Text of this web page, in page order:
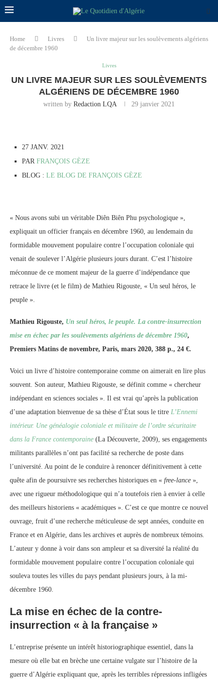
Home Livres
Un livre majeur sur les soulèvements algériens
de décembre 1960
Livres
UN LIVRE MAJEUR SUR LES SOULÈVEMENTS
ALGÉRIENS DE DÉCEMBRE 1960
written by Redaction LQA 29 janvier 2021
27 JANV. 2021
PAR FRANÇOIS GÈZE
BLOG : LE BLOG DE FRANÇOIS GÈZE
« Nous avons subi un véritable Diên Biên Phu psychologique »,
expliquait un officier français en décembre 1960, au lendemain du
formidable mouvement populaire contre l’occupation coloniale qui
venait de soulever l’Algérie plusieurs jours durant. C’est l’histoire
méconnue de ce moment majeur de la guerre d’indépendance que
retrace le livre (et le film) de Mathieu Rigouste, « Un seul héros, le
peuple ».
Mathieu Rigouste, Un seul héros, le peuple. La contre-insurrection
mise en échec par les soulèvements algériens de décembre 1960,
Premiers Matins de novembre, Paris, mars 2020, 388 p., 24 €.
Voici un livre d’histoire contemporaine comme on aimerait en lire plus
souvent. Son auteur, Mathieu Rigouste, se définit comme « chercheur
indépendant en sciences sociales ». Il est vrai qu’après la publication
d’une adaptation bienvenue de sa thèse d’État sous le titre L’Ennemi
intérieur. Une généalogie coloniale et militaire de l’ordre sécuritaire
dans la France contemporaine (La Découverte, 2009), ses engagements
militants parallèles n’ont pas facilité sa recherche de poste dans
l’université. Au point de le conduire à renoncer définitivement à cette
quête afin de poursuivre ses recherches historiques en « free-lance »,
avec une rigueur méthodologique qui n’a toutefois rien à envier à celle
des meilleurs historiens « académiques ». C’est ce que montre ce nouvel
ouvrage, fruit d’une recherche méticuleuse de sept années, conduite en
France et en Algérie, dans les archives et auprès de nombreux témoins.
L’auteur y donne à voir dans son ampleur et sa diversité la réalité du
formidable mouvement populaire contre l’occupation coloniale qui
souleva toutes les villes du pays pendant plusieurs jours, à la mi-
décembre 1960.
La mise en échec de la contre-
insurrection « à la française »
L’entreprise présente un intérêt historiographique essentiel, dans la
mesure où elle bat en brèche une certaine vulgate sur l’histoire de la
guerre d’Algérie expliquant que, après les terribles répressions infligées